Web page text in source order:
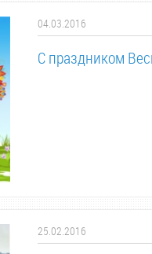
04.03.2016
С праздником
25.02.2016